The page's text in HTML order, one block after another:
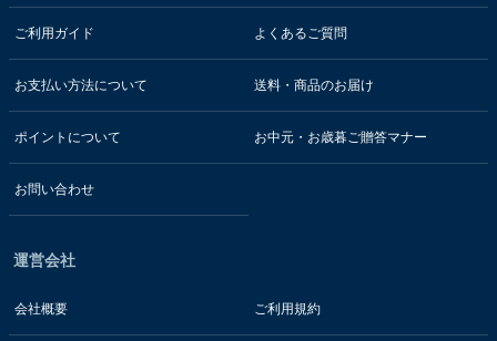
ご利用ガイド よくあるご質問
お支払い方法について 送料・商品のお届け
ポイントについて お中元・お歳暮ご贈答マナー
お問い合わせ
運営会社
会社概要 ご利用規約